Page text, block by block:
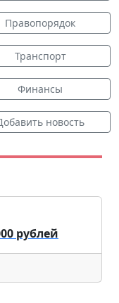
Правопорядок
Транспорт
Финансы
новость
рублей